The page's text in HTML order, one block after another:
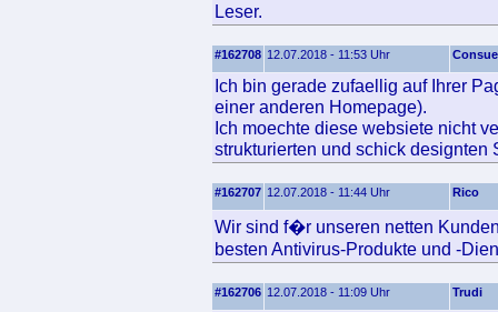
Leser.
#162708 12.07.2018 - 11:53 Uhr
Ich bin gerade zufaellig auf Ihrer
einer anderen Homepage).
Ich moechte diese websiete nicht
strukturierten und schick designten
#162707 12.07.2018 - 11:44 Uhr Rico
Wir sind f�r unseren netten
besten Antivirus-Produkte und -
#162706 12.07.2018 - 11:09 Uhr Trudi